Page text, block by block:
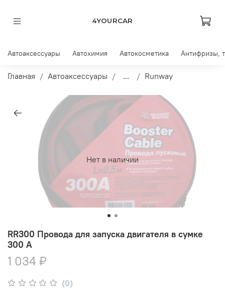
4YOURCAR
Автоаксессуары Автохимия Автокосметика Антифризы,
Главная Автоаксессуары ... Runway
Нет в наличии
(0)
RR300 Провода для запуска двигателя в сумке
300 А
1 034 ₽